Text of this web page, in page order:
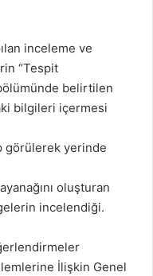
inceleme ve
“Tespit
belirtilen
bilgileri içermesi
görülerek yerinde
oluşturan
incelendiği.
İlişkin Genel